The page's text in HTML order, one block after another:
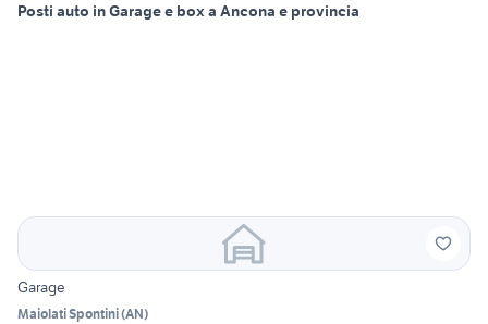
Posti auto in Garage e box a Ancona e provincia
Garage
Maiolati Spontini(AN)